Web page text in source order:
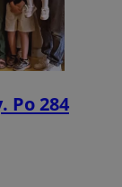
Po 284